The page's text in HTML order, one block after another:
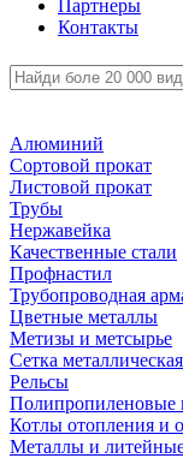
Партнеры
Контакты
Алюминий
Сортовой прокат
Листовой прокат
Трубы
Нержавейка
Качественные стали
Профнастил
Трубопроводная
Цветные металлы
Метизы и метсырье
Сетка металлическая
Рельсы
Полипропиленовые
Котлы отопления и
Металлы и